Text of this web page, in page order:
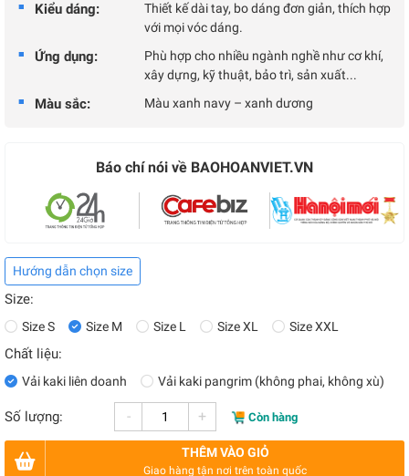
Kiểu dáng:
Thiết kế dài tay, bo dáng đơn giản, thích hợp
với mọi vóc dáng.
Ứng dụng:
Phù hợp cho nhiều ngành nghề như cơ khí,
xây dựng, kỹ thuật, bảo trì, sản xuất...
Màu sắc: Màu xanh navy – xanh dương
Báo chí nói về BAOHOANVIET.VN
Hướng dẫn chọn size
Size:
Size S Size M Size L Size XL Size XXL
Chất liệu:
Vải kaki liên doanh Vải kaki pangrim (không phai, không xù)
Số lượng: - + Còn hàng
THÊM VÀO GIỎ
Giao hàng tận nơi trên toàn quốc